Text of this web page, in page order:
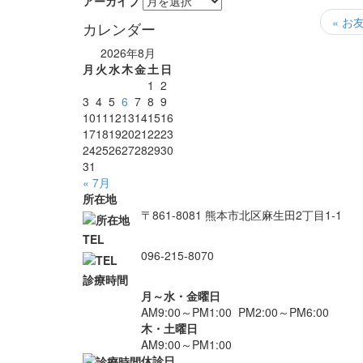
カレンダー
2026年8月
月 火水木金土 日
1 2
3 4 5 6 7 8 9
1011 1213141516
17181920212223
24252627282930
31
« 7月
« お
所在地
〒861-8081 熊本市北区麻生田2丁目1-1
TEL
096-215-8070
診療時間
月～水・金曜日
AM9:00～PM1:00 PM2:00～PM6:00
木・土曜日
AM9:00～PM1:00